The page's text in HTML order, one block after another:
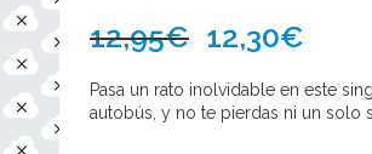
12,95€ 12,30€
Pasa un rato inolvidable en este
autobús, y no te pierdas ni un solo